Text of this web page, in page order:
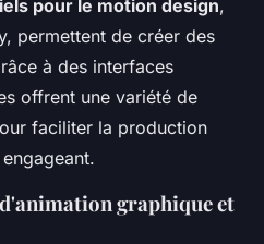
pour le motion design,
permettent de créer des
à des interfaces
offrent une variété de
faciliter la production
graphique et